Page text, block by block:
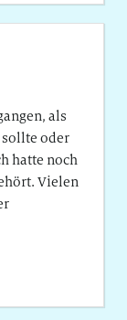
als
sollte oder
hatte noch
Vielen